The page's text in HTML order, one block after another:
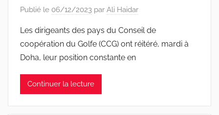
Publié le 06/12/2023 par Ali Haidar
Les dirigeants des pays du Conseil de
coopération du Golfe (CCG) ont réitéré, mardi à
Doha, leur position constante en
Continuer la lecture